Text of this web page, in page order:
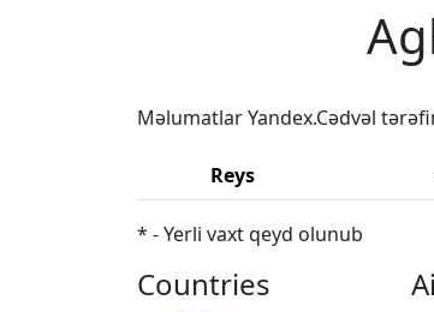
Məlumatlar Yandex.Cədvəl
Reys
* - Yerli vaxt qeyd olunub
Countries